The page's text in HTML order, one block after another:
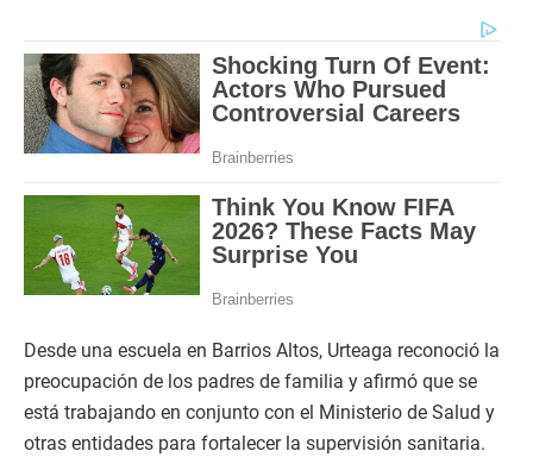
Desde una escuela en Barrios Altos, Urteaga reconoció la
preocupación de los padres de familia y afirmó que se
está trabajando en conjunto con el Ministerio de Salud y
otras entidades para fortalecer la supervisión sanitaria.